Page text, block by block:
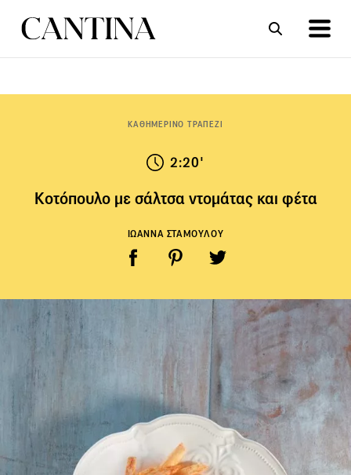
ΚΑΘΗΜΕΡΙΝΟ ΤΡΑΠΕΖΙ
2:20'
Koτόπουλο με σάλτσα ντομάτας και φέτα
ΙΩΑΝΝΑ ΣΤΑΜΟΥΛΟΥ